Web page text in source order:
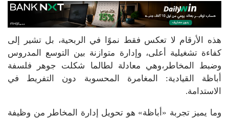
هذه الأرقام لا تعكس فقط نموًا في الربحية، بل تشير إلى
كفاءة تشغيلية أعلى، وإدارة متوازنة بين التوسع المدروس
وضبط المخاطر،وهي معادلة لطالما شكلت جوهر فلسفة
أباظة القيادية: المغامرة المحسوبة دون التفريط في
الاستدامة.
وما يميز تجربة «أباظة» هو تحويل إدارة المخاطر من وظيفة